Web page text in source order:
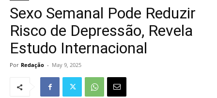
Sexo Semanal Pode Reduzir
Risco de Depressão, Revela
Estudo Internacional
Por Redação - May 9, 2025